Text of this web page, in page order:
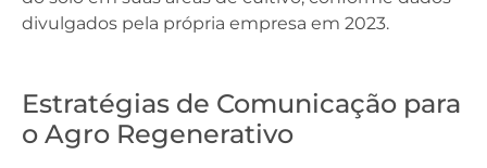
divulgados pela própria empresa em 2023.
Estratégias de Comunicação para
o Agro Regenerativo